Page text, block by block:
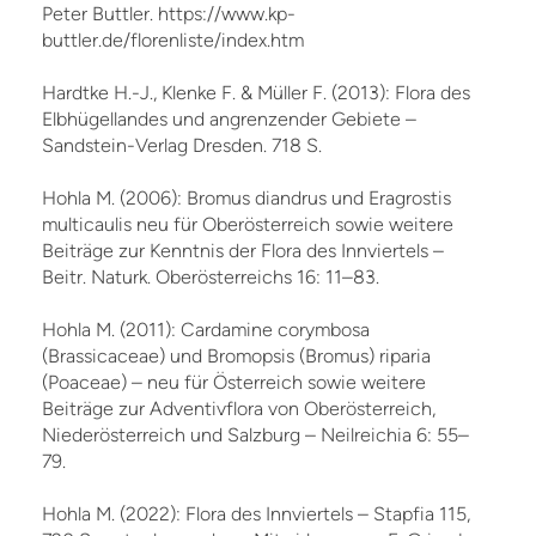
Peter Buttler. https://www.kp-
buttler.de/florenliste/index.htm
Hardtke H.-J., Klenke F. & Müller F. (2013): Flora des
Elbhügellandes und angrenzender Gebiete –
Sandstein-Verlag Dresden. 718 S.
Hohla M. (2006): Bromus diandrus und Eragrostis
multicaulis neu für Oberösterreich sowie weitere
Beiträge zur Kenntnis der Flora des Innviertels –
Beitr. Naturk. Oberösterreichs 16: 11–83.
Hohla M. (2011): Cardamine corymbosa
(Brassicaceae) und Bromopsis (Bromus) riparia
(Poaceae) – neu für Österreich sowie weitere
Beiträge zur Adventivflora von Oberösterreich,
Niederösterreich und Salzburg – Neilreichia 6: 55–
79.
Hohla M. (2022): Flora des Innviertels – Stapfia 115,